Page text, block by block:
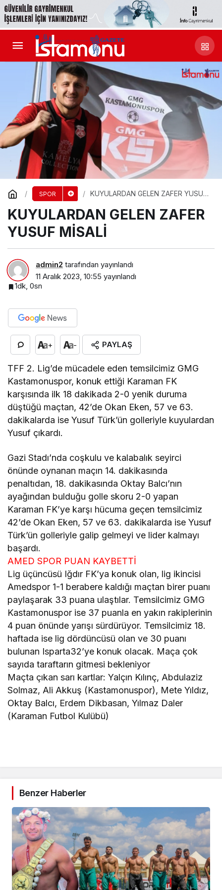
SPOR
KUYULARDAN GELEN ZAFER YUSUF
KUYULARDAN GELEN ZAFER
YUSUF MİSALİ
admin2 tarafından yayınlandı
11 Aralık 2023, 10:55 yayınlandı
1dk, 0sn
+ - PAYLAŞ
TFF 2. Lig’de mücadele eden temsilcimiz GMG
Kastamonuspor, konuk ettiği Karaman FK
karşısında ilk 18 dakikada 2-0 yenik duruma
düştüğü maçtan, 42’de Okan Eken, 57 ve 63.
dakikalarda ise Yusuf Türk’ün golleriyle kuyulardan
Yusuf çıkardı.
Gazi Stadı’nda coşkulu ve kalabalık seyirci
önünde oynanan maçın 14. dakikasında
penaltıdan, 18. dakikasında Oktay Balcı’nın
ayağından bulduğu golle skoru 2-0 yapan
Karaman FK’ye karşı hücuma geçen temsilcimiz
42’de Okan Eken, 57 ve 63. dakikalarda ise Yusuf
Türk’ün golleriyle galip gelmeyi ve lider kalmayı
başardı.
AMED SPOR PUAN KAYBETTİ
Lig üçüncüsü Iğdır FK’ya konuk olan, lig ikincisi
Amedspor 1-1 berabere kaldığı maçtan birer puanı
paylaşarak 33 puana ulaştılar. Temsilcimiz GMG
Kastamonuspor ise 37 puanla en yakın rakiplerinin
4 puan önünde yarışı sürdürüyor. Temsilcimiz 18.
haftada ise lig dördüncüsü olan ve 30 puanı
bulunan Isparta32’ye konuk olacak. Maça çok
sayıda taraftarın gitmesi bekleniyor
Maçta çıkan sarı kartlar: Yalçın Kılınç, Abdulaziz
Solmaz, Ali Akkuş (Kastamonuspor), Mete Yıldız,
Oktay Balcı, Erdem Dikbasan, Yılmaz Daler
(Karaman Futbol Kulübü)
Benzer Haberler